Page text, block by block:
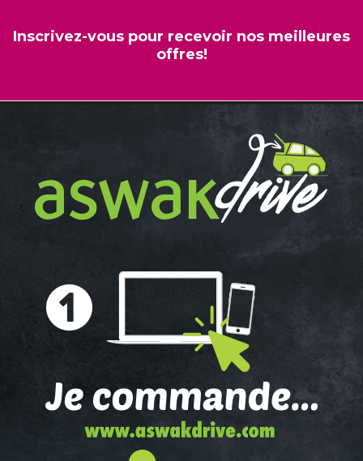
Inscrivez-vous pour recevoir nos meilleures
offres!